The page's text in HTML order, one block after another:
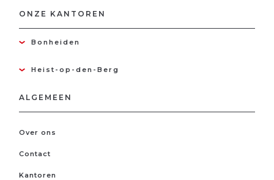
ONZE KANTOREN
Bonheiden
Heist-op-den-Berg
ALGEMEEN
Over ons
Contact
Kantoren